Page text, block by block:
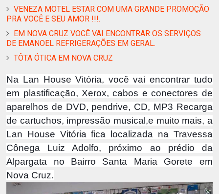
VENEZA MOTEL ESTAR COM UMA GRANDE PROMOÇÃO
PRA VOCÊ E SEU AMOR !!!.
EM NOVA CRUZ VOCÊ VAI ENCONTRAR OS SERVIÇOS
DE EMANOEL REFRIGERAÇÕES EM GERAL.
TÔTA ÓTICA EM NOVA CRUZ
Na Lan House Vitória, você vai encontrar tudo
em plastificação, Xerox, cabos e conectores de
aparelhos de DVD, pendrive, CD, MP3 Recarga
de cartuchos, impressão musical,e muito mais, a
Lan House Vitória fica localizada na Travessa
Cônega Luiz Adolfo, próximo ao prédio da
Alpargata no Bairro Santa Maria Gorete em
Nova Cruz.